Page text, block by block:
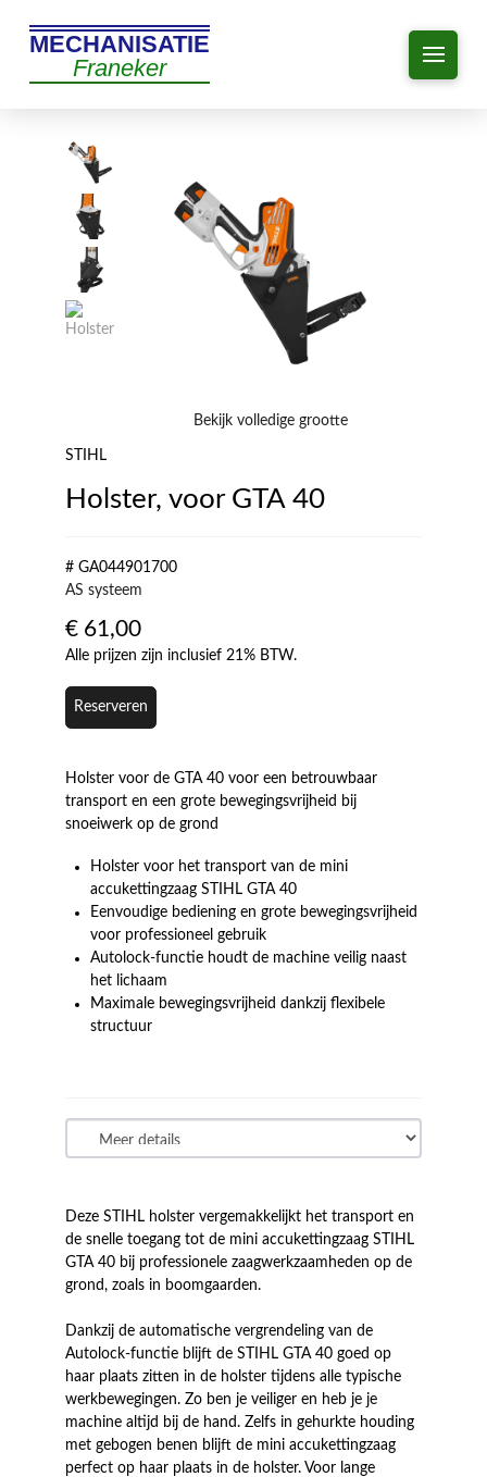
MECHANISATIE
Franeker
Bekijk volledige grootte
STIHL
Holster, voor GTA 40
# GA044901700
AS systeem
€ 61,00
Alle prijzen zijn inclusief 21% BTW.
Reserveren
Holster voor de GTA 40 voor een betrouwbaar
transport en een grote bewegingsvrijheid bij
snoeiwerk op de grond
Holster voor het transport van de mini
accukettingzaag STIHL GTA 40
Eenvoudige bediening en grote bewegingsvrijheid
voor professioneel gebruik
Autolock-functie houdt de machine veilig naast
het lichaam
Maximale bewegingsvrijheid dankzij flexibele
structuur
Deze STIHL holster vergemakkelijkt het transport en
de snelle toegang tot de mini accukettingzaag STIHL
GTA 40 bij professionele zaagwerkzaamheden op de
grond, zoals in boomgaarden.
Dankzij de automatische vergrendeling van de
Autolock-functie blijft de STIHL GTA 40 goed op
haar plaats zitten in de holster tijdens alle typische
werkbewegingen. Zo ben je veiliger en heb je je
machine altijd bij de hand. Zelfs in gehurkte houding
met gebogen benen blijft de mini accukettingzaag
perfect op haar plaats in de holster. Voor lange